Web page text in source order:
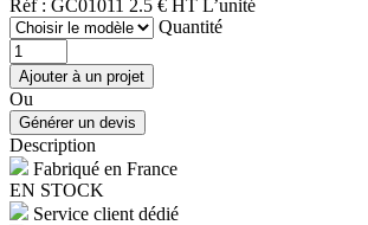
Réf : GC01011 2.5 € HT L’unité
Quantité
Ou
Description
Fabriqué en France
EN STOCK
Service client dédié